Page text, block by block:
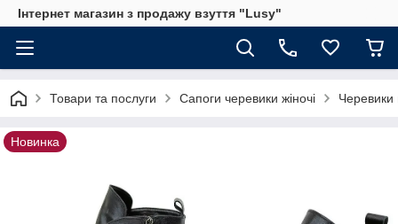
Інтернет магазин з продажу взуття "Lusy"
Товари та послуги Сапоги черевики жіночі Черевики
Новинка